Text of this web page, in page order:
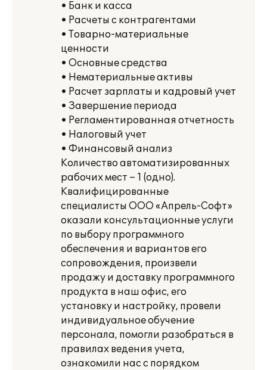
• Банк и касса
• Расчеты с контрагентами
• Товарно-материальные
ценности
• Основные средства
• Нематериальные активы
• Расчет зарплаты и кадровый учет
• Завершение периода
• Регламентированная отчетность
• Налоговый учет
• Финансовый анализ
Количество автоматизированных
рабочих мест – 1 (одно).
Квалифицированные
специалисты ООО «Апрель-Софт»
оказали консультационные услуги
по выбору программного
обеспечения и вариантов его
сопровождения, произвели
продажу и доставку программного
продукта в наш офис, его
установку и настройку, провели
индивидуальное обучение
персонала, помогли разобраться в
правилах ведения учета,
ознакомили нас с порядком